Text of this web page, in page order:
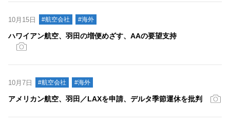
10月15日 #航空会社 #海外
ハワイアン航空、羽田の増便めざす、AAの要望支持
10月7日 #航空会社 #海外
アメリカン航空、羽田／LAXを申請、デルタ季節運休を批判